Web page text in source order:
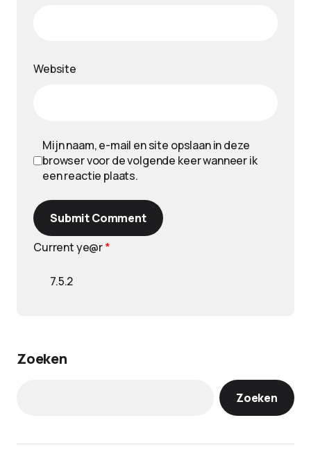
Website
Mijn naam, e-mail en site opslaan in deze
browser voor de volgende keer wanneer ik
een reactie plaats.
Submit Comment
Current ye@r*
Zoeken
Zoeken